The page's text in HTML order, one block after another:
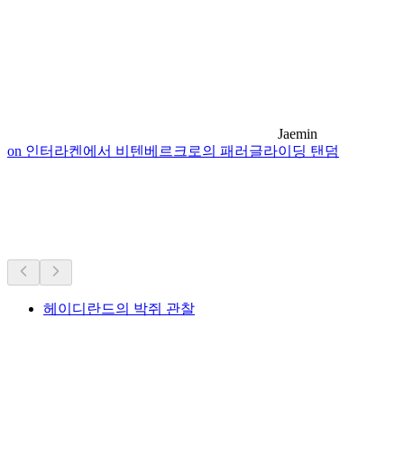
Jaemin
on 인터라켄에서 비텐베르크로의 패러글라이딩 탠덤
헤이디란드의 박쥐 관찰